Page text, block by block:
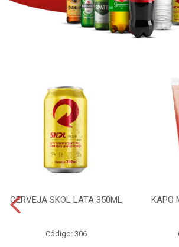
CERVEJA SKOL LATA 350ML
Código: 306
KAPO